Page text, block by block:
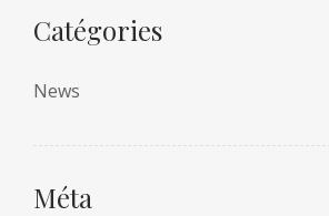
Catégories
News
Méta